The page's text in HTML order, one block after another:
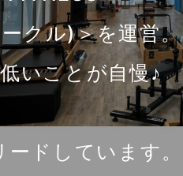
クル)＞を運営。
いことが自慢♪
ドしています。